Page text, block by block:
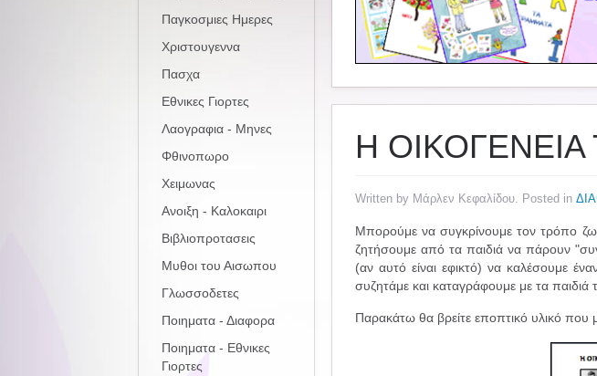
Η ΟΙΚΟΓΕΝΕΙΑ
Written by Μάρλεν Κεφαλίδου. Posted in
Μπορούμε να συγκρίνουμε τον τρόπο
ζητήσουμε από τα παιδιά να πάρουν
(αν αυτό είναι εφικτό) να καλέσουμε
συζητάμε και καταγράφουμε με τα παιδιά
Παρακάτω θα βρείτε εποπτικό υλικό που
Παγκοσμιες Ημερες
Χριστουγεννα
Πασχα
Εθνικες Γιορτες
Λαογραφια - Μηνες
Φθινοπωρο
Χειμωνας
Ανοιξη - Καλοκαιρι
Βιβλιοπροτασεις
Μυθοι του Αισωπου
Γλωσσοδετες
Ποιηματα - Διαφορα
Ποιηματα - Εθνικες
Γιορτες